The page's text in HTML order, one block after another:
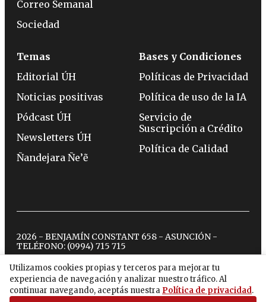
Utilizamos cookies propias y terceros para mejorar tu
experiencia de navegación y analizar nuestro tráfico. Al
continuar navegando, aceptás nuestra Política de privacidad.
Correo Semanal
Sociedad
Temas
Editorial ÚH
Noticias positivas
Pódcast ÚH
Newsletters ÚH
Ñandejara Ñe’ẽ
Bases y Condiciones
Políticas de Privacidad
Política de uso de la IA
Servicio de
Suscripción a Crédito
Política de Calidad
2026 - BENJAMÍN CONSTANT 658 - ASUNCIÓN -
TELÉFONO: (0994) 715 715
twitterinstagram
facebook
tiktokyoutubespotify